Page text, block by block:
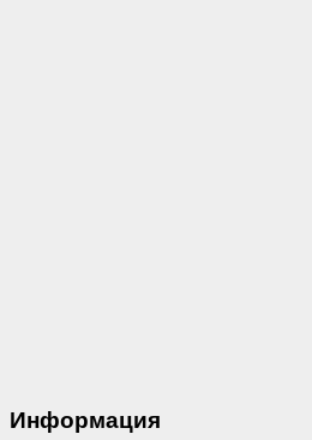
Информация